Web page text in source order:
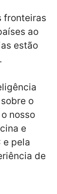
fronteiras
ao
estão
o
nosso
e
e pela
de